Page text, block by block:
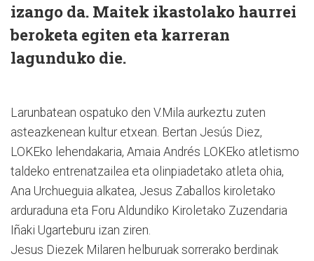
izango da. Maitek ikastolako haurrei
beroketa egiten eta karreran
lagunduko die.
Larunbatean ospatuko den V.Mila aurkeztu zuten
asteazkenean kultur etxean. Bertan Jesús Diez,
LOKEko lehendakaria, Amaia Andrés LOKEko atletismo
taldeko entrenatzailea eta olinpiadetako atleta ohia,
Ana Urchueguia alkatea, Jesus Zaballos kiroletako
arduraduna eta Foru Aldundiko Kiroletako Zuzendaria
Iñaki Ugarteburu izan ziren.
Jesus Diezek Milaren helburuak sorrerako berdinak